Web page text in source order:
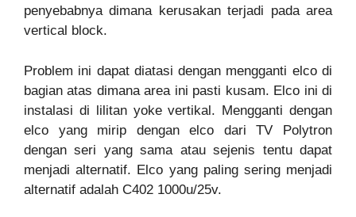
penyebabnya dimana kerusakan terjadi pada area
vertical block.
Problem ini dapat diatasi dengan mengganti elco di
bagian atas dimana area ini pasti kusam. Elco ini di
instalasi di lilitan yoke vertikal. Mengganti dengan
elco yang mirip dengan elco dari TV Polytron
dengan seri yang sama atau sejenis tentu dapat
menjadi alternatif. Elco yang paling sering menjadi
alternatif adalah C402 1000u/25v.